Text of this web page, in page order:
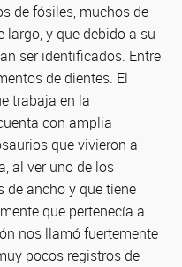
de fósiles, muchos de
largo, y que debido a su
ser identificados. Entre
de dientes. El
trabaja en la
con amplia
que vivieron a
al ver uno de los
de ancho y que tiene
que pertenecía a
nos llamó fuertemente
pocos registros de